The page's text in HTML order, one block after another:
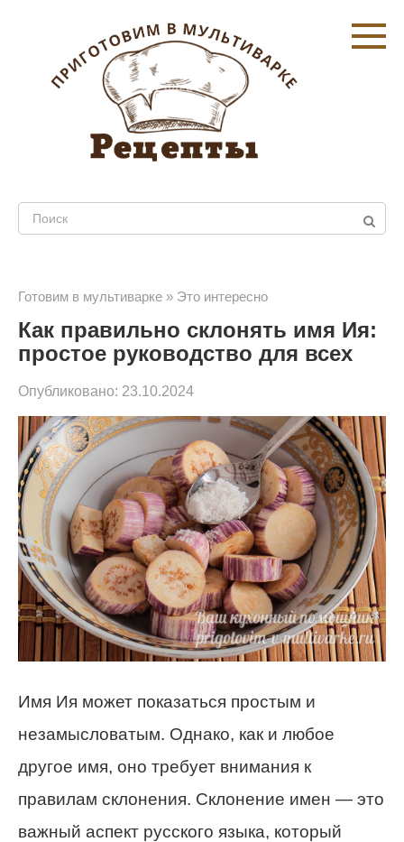
контенту
Поиск:
Готовим в мультиварке » Это интересно
Как правильно склонять имя Ия:
простое руководство для всех
Опубликовано: 23.10.2024
Имя Ия может показаться простым и
незамысловатым. Однако, как и любое
другое имя, оно требует внимания к
правилам склонения. Склонение имен — это
важный аспект русского языка, который